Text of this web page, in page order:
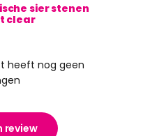
sier stenen
clear
heeft nog geen
review